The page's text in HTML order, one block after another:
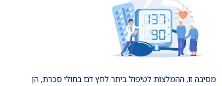
מסיבה זו, ההמלצות לטיפול ביתר לחץ דם בחולי סכרת, הן